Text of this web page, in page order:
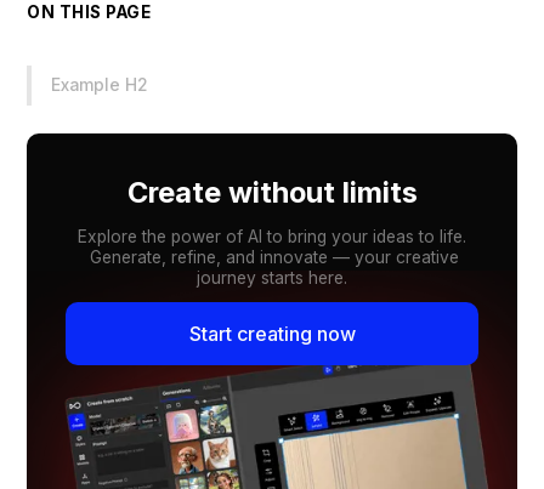
ON THIS PAGE
Example H2
Create without limits
Explore the power of AI to bring your ideas to life.
Generate, refine, and innovate — your creative
journey starts here.
Start creating now